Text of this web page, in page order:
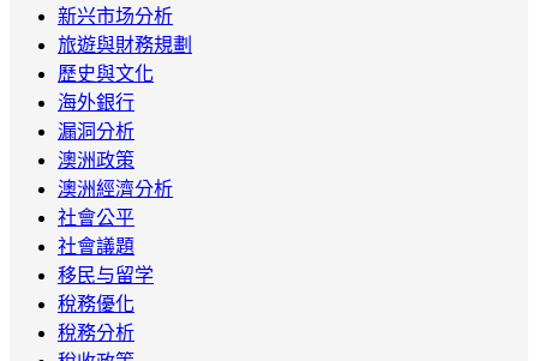
新兴市场分析
旅遊與財務規劃
歷史與文化
海外銀行
漏洞分析
澳洲政策
澳洲經濟分析
社會公平
社會議題
移民与留学
稅務優化
稅務分析